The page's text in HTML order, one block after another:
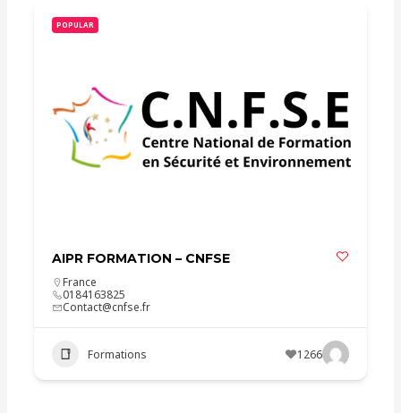
POPULAR
AIPR FORMATION – CNFSE
France
0184163825
Contact@cnfse.fr
Formations 1266